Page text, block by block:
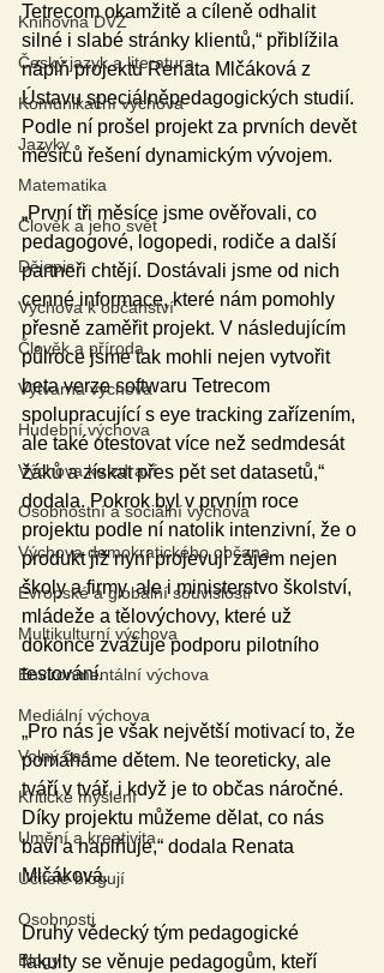
Knihovna DVZ
Český jazyk a literatura
Komunikační výchova
Jazyky
Matematika
Člověk a jeho svět
Dějepis
Výchova k občanství
Člověk a příroda
Výtvarná výchova
Hudební výchova
Výchova ke zdraví
Osobnostní a sociální výchova
Výchova demokratického občana
Evropské a globální souvislosti
Multikulturní výchova
Environmentální výchova
Mediální výchova
Volný čas
Kritické myšlení
Umění a kreativita
Učitelé blogují
Osobnosti
Blogy
Tetrecom okamžitě a cíleně odhalit
silné i slabé stránky klientů,“ přiblížila
náplň projektu Renata Mlčáková z
Ústavu speciálněpedagogických studií.
Podle ní prošel projekt za prvních devět
měsíců řešení dynamickým vývojem.
„První tři měsíce jsme ověřovali, co
pedagogové, logopedi, rodiče a další
partneři chtějí. Dostávali jsme od nich
cenné informace, které nám pomohly
přesně zaměřit projekt. V následujícím
půlroce jsme tak mohli nejen vytvořit
beta verze softwaru Tetrecom
spolupracující s eye tracking zařízením,
ale také otestovat více než sedmdesát
žáků a získat přes pět set datasetů,“
dodala. Pokrok byl v prvním roce
projektu podle ní natolik intenzivní, že o
produkt již nyní projevují zájem nejen
školy a firmy, ale i ministerstvo školství,
mládeže a tělovýchovy, které už
dokonce zvažuje podporu pilotního
testování.
„Pro nás je však největší motivací to, že
pomáháme dětem. Ne teoreticky, ale
tváří v tvář, i když je to občas náročné.
Díky projektu můžeme dělat, co nás
baví a naplňuje,“ dodala Renata
Mlčáková.
Druhý vědecký tým pedagogické
fakulty se věnuje pedagogům, kteří